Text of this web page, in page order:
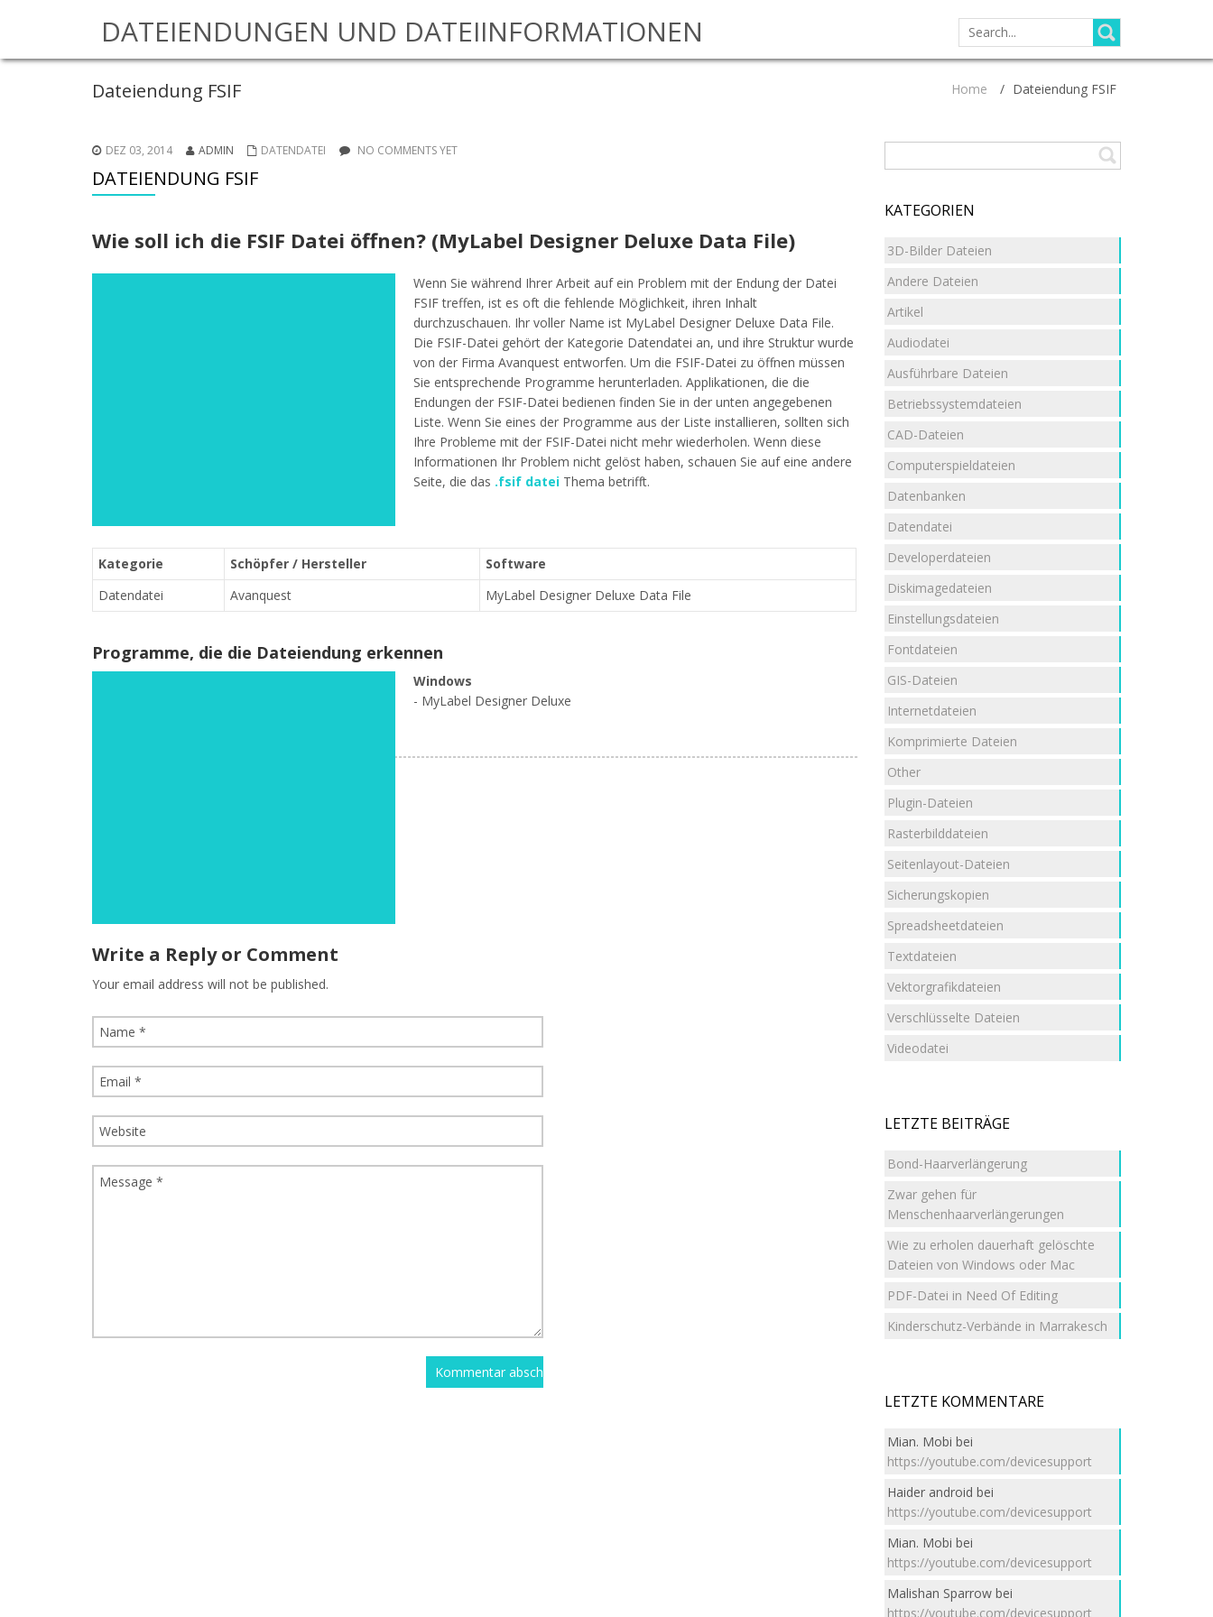
DATEIENDUNGEN UND DATEIINFORMATIONEN
SEARCH
FOR:
Dateiendung FSIF Home / Dateiendung FSIF
DEZ 03, 2014 ADMIN DATENDATEI NO COMMENTS YET
DATEIENDUNG FSIF
Wie soll ich die FSIF Datei öffnen? (MyLabel Designer Deluxe Data File)
Wenn Sie während Ihrer Arbeit auf ein Problem mit der Endung der Datei
FSIF treffen, ist es oft die fehlende Möglichkeit, ihren Inhalt
durchzuschauen. Ihr voller Name ist MyLabel Designer Deluxe Data File.
Die FSIF-Datei gehört der Kategorie Datendatei an, und ihre Struktur wurde
von der Firma Avanquest entworfen. Um die FSIF-Datei zu öffnen müssen
Sie entsprechende Programme herunterladen. Applikationen, die die
Endungen der FSIF-Datei bedienen finden Sie in der unten angegebenen
Liste. Wenn Sie eines der Programme aus der Liste installieren, sollten sich
Ihre Probleme mit der FSIF-Datei nicht mehr wiederholen. Wenn diese
Informationen Ihr Problem nicht gelöst haben, schauen Sie auf eine andere
Seite, die das .fsif datei Thema betrifft.
Kategorie Schöpfer / Hersteller
Software
Datendatei
Avanquest MyLabel Designer Deluxe Data File
Programme, die die Dateiendung erkennen
Windows
- MyLabel Designer Deluxe
Write a Reply or Comment
Your email address will not be published.
KATEGORIEN
3D-Bilder Dateien
Andere Dateien
Artikel
Audiodatei
Ausführbare Dateien
Betriebssystemdateien
CAD-Dateien
Computerspieldateien
Datenbanken
Datendatei
Developerdateien
Diskimagedateien
Einstellungsdateien
Fontdateien
GIS-Dateien
Internetdateien
Komprimierte Dateien
Other
Plugin-Dateien
Rasterbilddateien
Seitenlayout-Dateien
Sicherungskopien
Spreadsheetdateien
Textdateien
Vektorgrafikdateien
Verschlüsselte Dateien
Videodatei
LETZTE BEITRÄGE
Bond-Haarverlängerung
Zwar gehen für
Menschenhaarverlängerungen
Wie zu erholen dauerhaft gelöschte
Dateien von Windows oder Mac
PDF-Datei in Need Of Editing
Kinderschutz-Verbände in Marrakesch
LETZTE KOMMENTARE
Mian. Mobi bei
https://youtube.com/devicesupport
Haider android bei
https://youtube.com/devicesupport
Mian. Mobi bei
https://youtube.com/devicesupport
Malishan Sparrow bei
https://youtube.com/devicesupport